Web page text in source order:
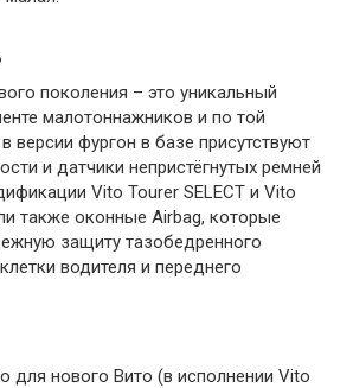
поколения – это уникальный
малотоннажников и по той
версии фургон в базе присутствуют
и датчики непристёгнутых ремней
Vito Tourer SELECT и Vito
также оконные Airbag, которые
защиту тазобедренного
водителя и переднего
для нового Вито (в исполнении Vito